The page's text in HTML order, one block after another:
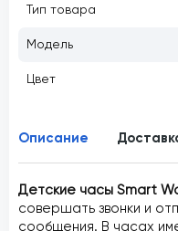
Тип товара
Модель
Цвет
Описание
Детские часы Smart
совершать звонки и
сообщения. В часах